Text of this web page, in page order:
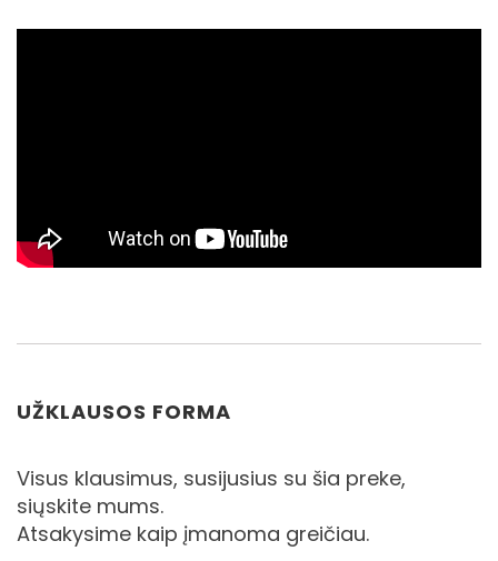
UŽKLAUSOS FORMA
Visus klausimus, susijusius su šia preke,
siųskite mums.
Atsakysime kaip įmanoma greičiau.